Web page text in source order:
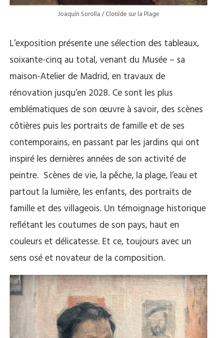
Joaquín Sorolla / Clotilde sur la Plage
L’exposition présente une sélection des tableaux,
soixante-cinq au total, venant du Musée – sa
maison-Atelier de Madrid, en travaux de
rénovation jusqu’en 2028. Ce sont les plus
emblématiques de son œuvre à savoir, des scènes
côtières puis les portraits de famille et de ses
contemporains, en passant par les jardins qui ont
inspiré les dernières années de son activité de
peintre. Scènes de vie, la pêche, la plage, l’eau et
partout la lumière, les enfants, des portraits de
famille et des villageois. Un témoignage historique
reflétant les coutumes de son pays, haut en
couleurs et délicatesse. Et ce, toujours avec un
sens osé et novateur de la composition.